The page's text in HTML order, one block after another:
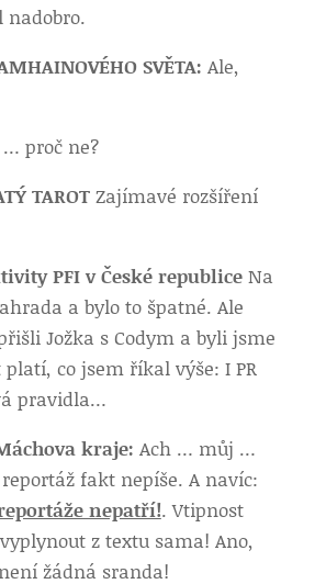
nadobro.
SVĚTA: Ale,
proč ne?
TAROTZajímavé rozšíření
PFI v České republiceNa
a bylo to špatné. Ale
Jožka s Codym a byli jsme
platí, co jsem říkal výše: I PR
pravidla…
kraje: Ach … můj …
fakt nepíše. A navíc:
nepatří!. Vtipnost
z textu sama! Ano,
žádná sranda!